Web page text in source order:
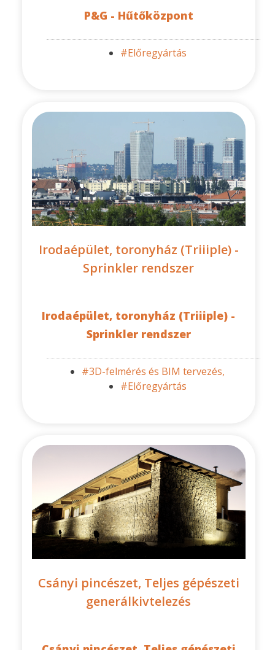
P&G - Hűtőközpont
#Előregyártás
Irodaépület, toronyház (Triiiple) -
Sprinkler rendszer
Irodaépület, toronyház (Triiiple) -
Sprinkler rendszer
#3D-felmérés és BIM tervezés,
#Előregyártás
Csányi pincészet, Teljes gépészeti
generálkivtelezés